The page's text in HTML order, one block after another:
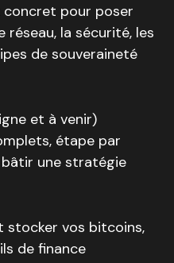
concret pour poser
réseau, la sécurité, les
de souveraineté
et à venir)
étape par
une stratégie
stocker vos bitcoins,
de finance